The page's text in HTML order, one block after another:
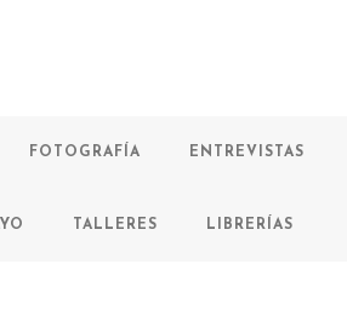
FOTOGRAFÍA ENTREVISTAS
TALLERES LIBRERÍAS